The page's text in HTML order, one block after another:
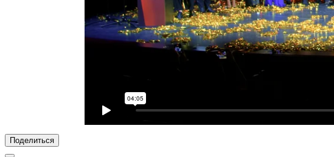
Поделиться